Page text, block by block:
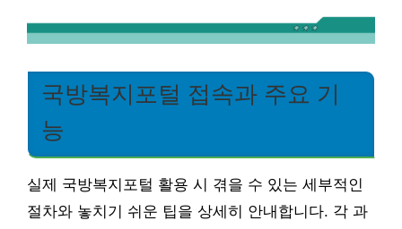
국방복지포털 접속과 주요 기
능
실제 국방복지포털 활용 시 겪을 수 있는 세부적인
절차와 놓치기 쉬운 팁을 상세히 안내합니다. 각 과